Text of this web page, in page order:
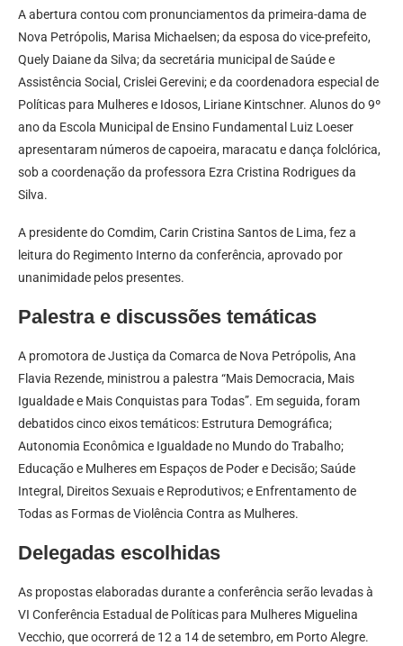
A abertura contou com pronunciamentos da primeira-dama de
Nova Petrópolis, Marisa Michaelsen; da esposa do vice-prefeito,
Quely Daiane da Silva; da secretária municipal de Saúde e
Assistência Social, Crislei Gerevini; e da coordenadora especial de
Políticas para Mulheres e Idosos, Liriane Kintschner. Alunos do 9º
ano da Escola Municipal de Ensino Fundamental Luiz Loeser
apresentaram números de capoeira, maracatu e dança folclórica,
sob a coordenação da professora Ezra Cristina Rodrigues da
Silva.
A presidente do Comdim, Carin Cristina Santos de Lima, fez a
leitura do Regimento Interno da conferência, aprovado por
unanimidade pelos presentes.
Palestra e discussões temáticas
A promotora de Justiça da Comarca de Nova Petrópolis, Ana
Flavia Rezende, ministrou a palestra “Mais Democracia, Mais
Igualdade e Mais Conquistas para Todas”. Em seguida, foram
debatidos cinco eixos temáticos: Estrutura Demográfica;
Autonomia Econômica e Igualdade no Mundo do Trabalho;
Educação e Mulheres em Espaços de Poder e Decisão; Saúde
Integral, Direitos Sexuais e Reprodutivos; e Enfrentamento de
Todas as Formas de Violência Contra as Mulheres.
Delegadas escolhidas
As propostas elaboradas durante a conferência serão levadas à
VI Conferência Estadual de Políticas para Mulheres Miguelina
Vecchio, que ocorrerá de 12 a 14 de setembro, em Porto Alegre.